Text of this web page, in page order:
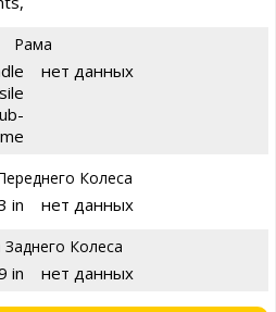
Рама
нет данных
Колеса
in нет данных
Колеса
in нет данных